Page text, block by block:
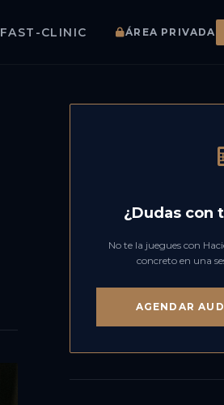
FAST-CLINIC ÁREA PRIVADA
¿Dudas con
No te la juegues con
concreto en una
AGENDAR